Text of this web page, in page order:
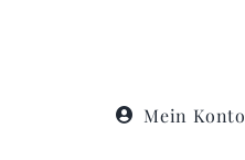
Mein Konto